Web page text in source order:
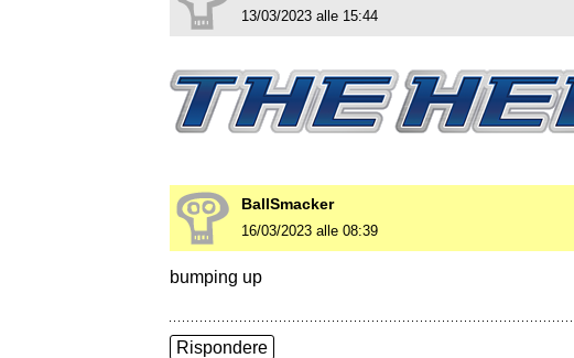
13/03/2023 alle 15:44
BallSmacker
16/03/2023 alle 08:39
bumping up
Rispondere